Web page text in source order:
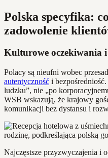
Polska specyfika:
zadowolenie
Kulturowe oczekiwania
Polacy są nieufni wobec
autentyczność i
ludzku”, nie „po
WSB wskazują, że krajowy
komunikacji bez dystansu i
Najczęstsze przyzwyczajenia i